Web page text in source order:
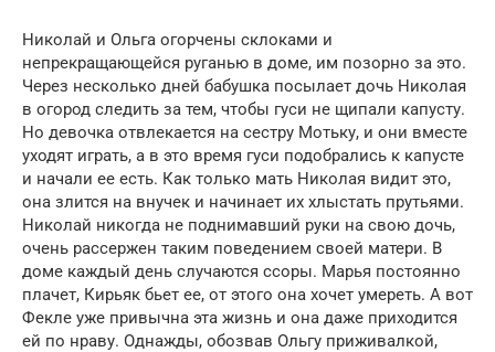
Николай и Ольга огорчены склоками и
непрекращающейся руганью в доме, им позорно за это.
Через несколько дней бабушка посылает дочь Николая
в огород следить за тем, чтобы гуси не щипали капусту.
Но девочка отвлекается на сестру Мотьку, и они вместе
уходят играть, а в это время гуси подобрались к капусте
и начали ее есть. Как только мать Николая видит это,
она злится на внучек и начинает их хлыстать прутьями.
Николай никогда не поднимавший руки на свою дочь,
очень рассержен таким поведением своей матери. В
доме каждый день случаются ссоры. Марья постоянно
плачет, Кирьяк бьет ее, от этого она хочет умереть. А вот
Фекле уже привычна эта жизнь и она даже приходится
ей по нраву. Однажды, обозвав Ольгу приживалкой,